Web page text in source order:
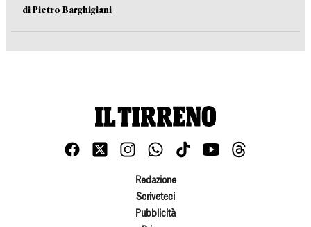
di Pietro Barghigiani
Redazione
Scriveteci
Pubblicità